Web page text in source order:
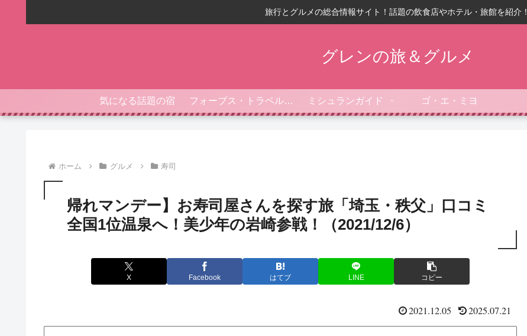
旅行とグルメの総合情報サイト！話題の飲食店やホテル・旅館を紹介！
グレンの旅＆グルメ
気になる話題の宿 フォーブス・トラベルガイド ミシュランガイド ゴ・エ・ミヨ
ホーム グルメ 寿司
帰れマンデー】お寿司屋さんを探す旅「埼玉・秩父」口コミ
全国1位温泉へ！美少年の岩崎参戦！（2021/12/6）
X Facebook はてブ LINE コピー
2021.12.05 2025.07.21